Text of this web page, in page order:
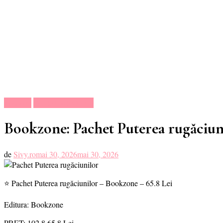
Bookzone: Pachet Puterea
de Sivy.romai 30, 2026mai 30, 2026
⭐ Pachet Puterea rugăciunilor – Bookzone – 65.8 Lei
Editura: Bookzone